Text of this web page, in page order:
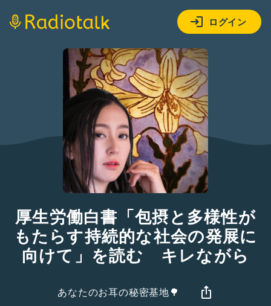
ログイン
厚生労働白書「包摂と多様性が
もたらす持続的な社会の発展に
向けて」を読む キレながら
あなたのお耳の秘密基地🌳